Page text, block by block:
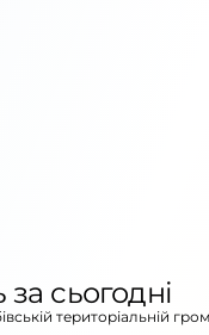
сьогодні
територіальній